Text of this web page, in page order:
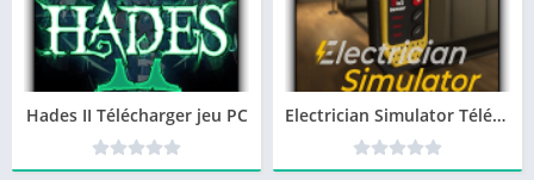
Hades II Télécharger jeu PC Electrician Simulator Télécharger jeu PC